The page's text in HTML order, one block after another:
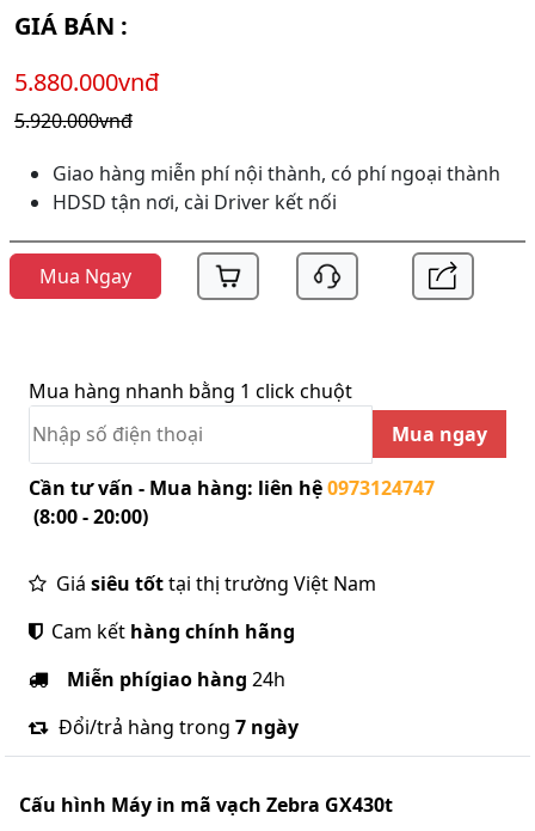
GIÁ BÁN :
5.880.000vnđ
5.920.000vnđ
Giao hàng miễn phí nội thành, có phí ngoại thành
HDSD tận nơi, cài Driver kết nối
Mua Ngay
Mua hàng nhanh bằng 1 click chuột
Mua ngay
Cần tư vấn - Mua hàng: liên hệ0973124747
(8:00 - 20:00)
Giá siêu tốttại thị trường Việt Nam
Cam kết hàng chính hãng
Miễn phígiao hàng 24h
Đổi/trả hàng trong 7 ngày
Cấu hình Máy in mã vạch Zebra GX430t